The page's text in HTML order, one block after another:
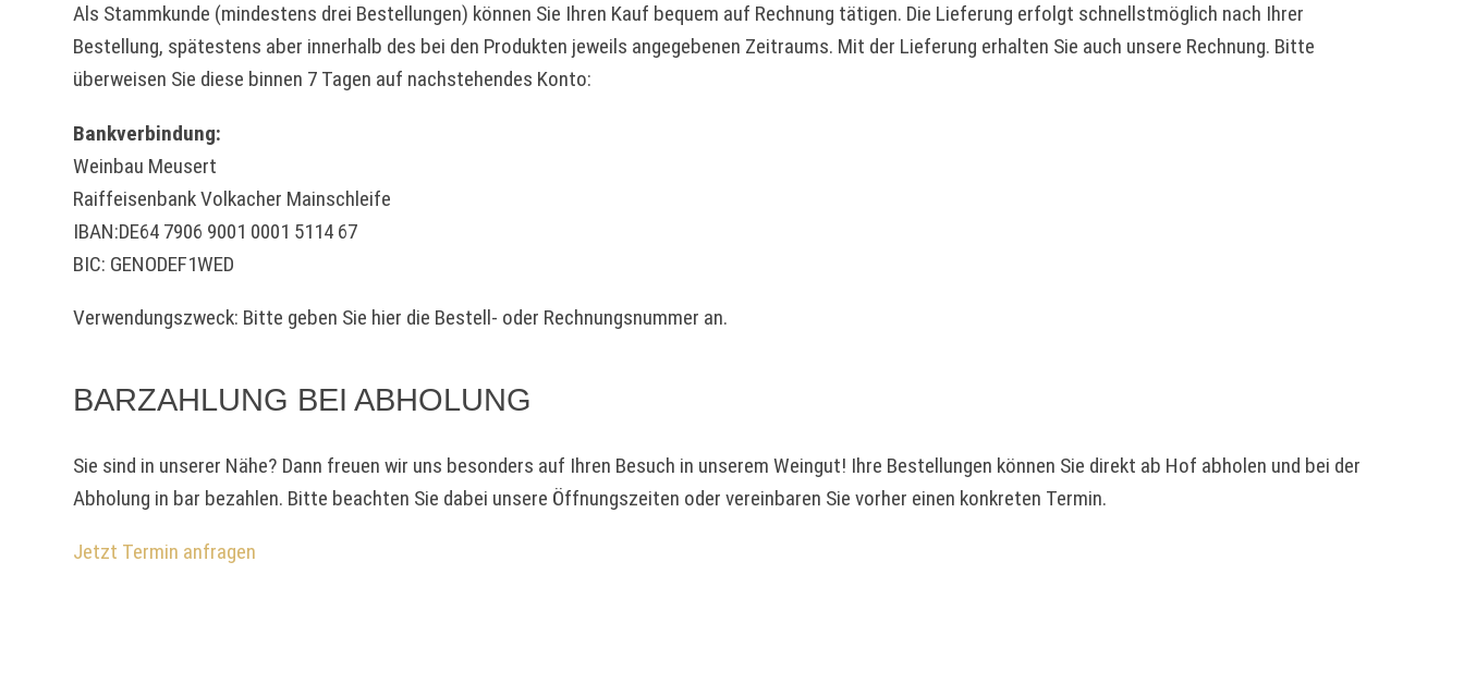
Als Stammkunde (mindestens drei Bestellungen) können Sie Ihren Kauf bequem auf Rechnung tätigen. Die Lieferung erfolgt schnellstmöglich nach Ihrer
Bestellung, spätestens aber innerhalb des bei den Produkten jeweils angegebenen Zeitraums. Mit der Lieferung erhalten Sie auch unsere Rechnung. Bitte
überweisen Sie diese binnen 7 Tagen auf nachstehendes Konto:
Bankverbindung:
Weinbau Meusert
Raiffeisenbank Volkacher Mainschleife
IBAN:DE64 7906 9001 0001 5114 67
BIC: GENODEF1WED
Verwendungszweck: Bitte geben Sie hier die Bestell- oder Rechnungsnummer an.
BARZAHLUNG BEI ABHOLUNG
Sie sind in unserer Nähe? Dann freuen wir uns besonders auf Ihren Besuch in unserem Weingut! Ihre Bestellungen können Sie direkt ab Hof abholen und bei der
Abholung in bar bezahlen. Bitte beachten Sie dabei unsere Öffnungszeiten oder vereinbaren Sie vorher einen konkreten Termin.
Jetzt Termin anfragen